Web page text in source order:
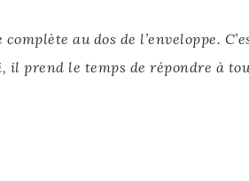
au dos de l’enveloppe.
prend le temps de répondre à